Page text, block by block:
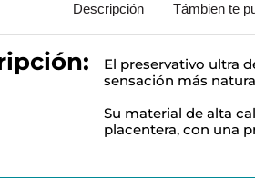
Descripción Támbien te
El preservativo ultra
sensación más
Su material de alta
placentera, con una